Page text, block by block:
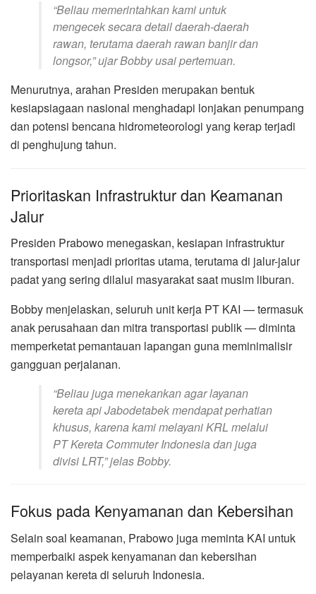
“Beliau memerintahkan kami untuk
mengecek secara detail daerah-daerah
rawan, terutama daerah rawan banjir dan
longsor,” ujar Bobby usai pertemuan.
Menurutnya, arahan Presiden merupakan bentuk
kesiapsiagaan nasional menghadapi lonjakan penumpang
dan potensi bencana hidrometeorologi yang kerap terjadi
di penghujung tahun.
Prioritaskan Infrastruktur dan Keamanan
Jalur
Presiden Prabowo menegaskan, kesiapan infrastruktur
transportasi menjadi prioritas utama, terutama di jalur-jalur
padat yang sering dilalui masyarakat saat musim liburan.
Bobby menjelaskan, seluruh unit kerja PT KAI — termasuk
anak perusahaan dan mitra transportasi publik — diminta
memperketat pemantauan lapangan guna meminimalisir
gangguan perjalanan.
“Beliau juga menekankan agar layanan
kereta api Jabodetabek mendapat perhatian
khusus, karena kami melayani KRL melalui
PT Kereta Commuter Indonesia dan juga
divisi LRT,” jelas Bobby.
Fokus pada Kenyamanan dan Kebersihan
Selain soal keamanan, Prabowo juga meminta KAI untuk
memperbaiki aspek kenyamanan dan kebersihan
pelayanan kereta di seluruh Indonesia.